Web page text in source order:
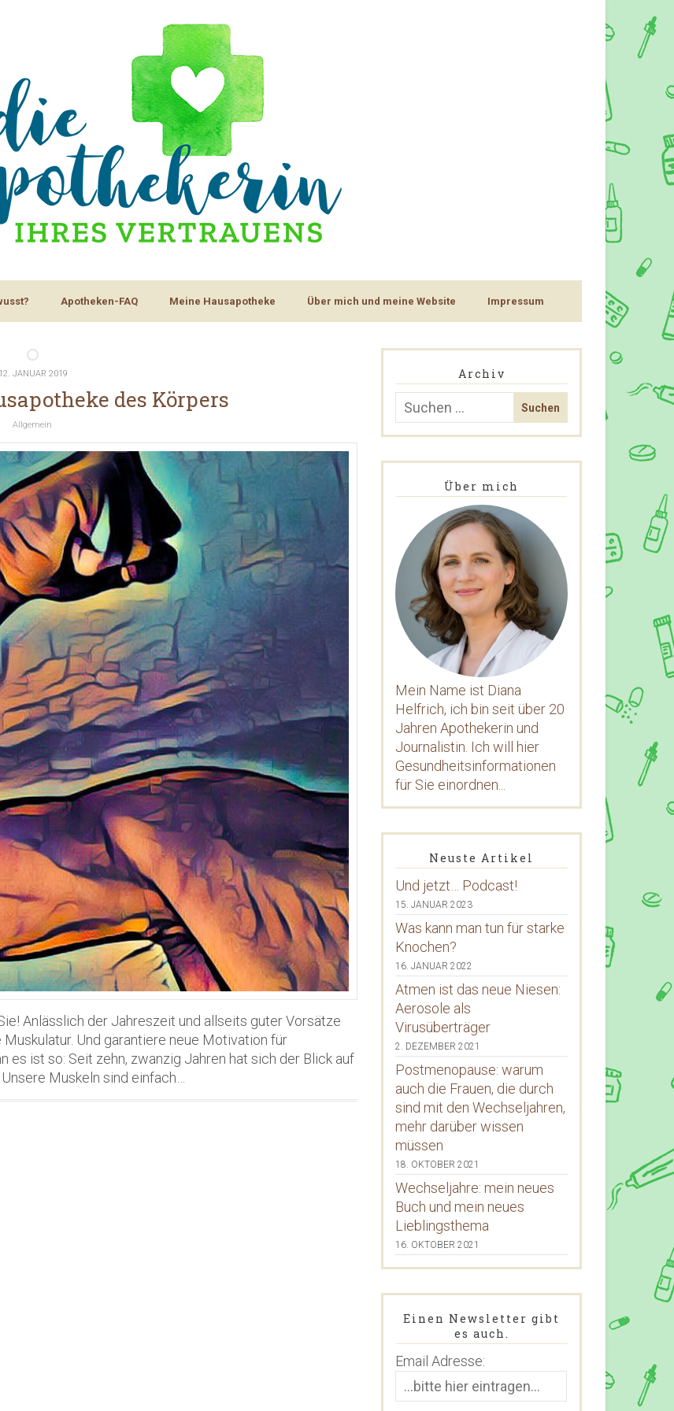
Apotheken-FAQ Meine Hausapotheke Über mich und meine Website Impressum
12. JANUAR 2019
des Körpers
Allgemein
Anlässlich der Jahreszeit und allseits guter Vorsätze
Und garantiere neue Motivation für
es ist so: Seit zehn, zwanzig Jahren hat sich der Blick auf
Muskeln sind einfach…
Archiv
Über mich
Mein Name ist Diana
Helfrich, ich bin seit über 20
Jahren Apothekerin und
Journalistin. Ich will hier
Gesundheitsinformationen
für Sie einordnen...
Neuste Artikel
Und jetzt… Podcast!
15. JANUAR 2023
Was kann man tun für starke
Knochen?
16. JANUAR 2022
Atmen ist das neue Niesen:
Aerosole als
Virusüberträger
2. DEZEMBER 2021
Postmenopause: warum
auch die Frauen, die durch
sind mit den Wechseljahren,
mehr darüber wissen
müssen
18. OKTOBER 2021
Wechseljahre: mein neues
Buch und mein neues
Lieblingsthema
16. OKTOBER 2021
Einen Newsletter gibt
es auch.
Email Adresse: